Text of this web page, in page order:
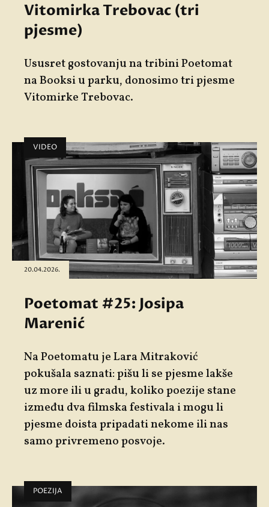
Vitomirka Trebovac (tri
pjesme)
Ususret gostovanju na tribiniPoetomat
na Booksi u parku, donosimo tri pjesme
Vitomirke Trebovac.
VIDEO
20.04.2026.
Poetomat #25: Josipa
Marenić
NaPoetomatujeLara Mitraković
pokušala saznati: pišu li se pjesme lakše
uz more ili u gradu, koliko poezije stane
između dva filmska festivala i mogu li
pjesme doista pripadati nekome ili nas
samo privremeno posvoje.
POEZIJA